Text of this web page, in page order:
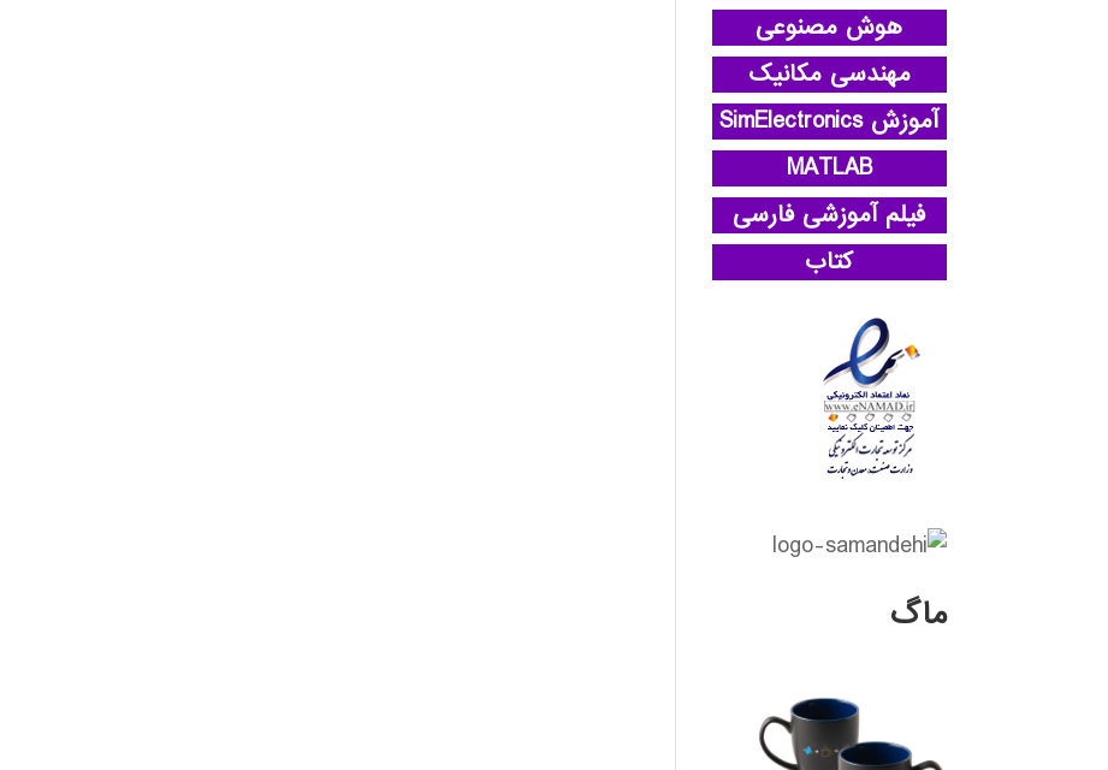
هوش مصنوعی
مهندسی مکانیک
آموزش SimElectronics
MATLAB
فیلم آموزشی فارسی
کتاب
ماگ